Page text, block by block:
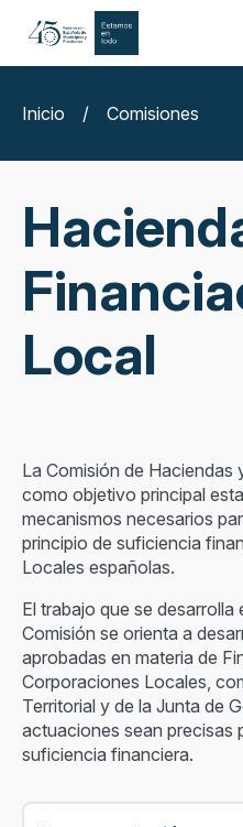
Inicio
/ Comisiones
Local
La Comisión de
como objetivo principal
mecanismos necesarios
principio de suficiencia
Locales españolas.
El trabajo que se desarrolla
Comisión se orienta a
aprobadas en materia de
Corporaciones Locales,
Territorial y de la Junta de
actuaciones sean precisas
suficiencia financiera.